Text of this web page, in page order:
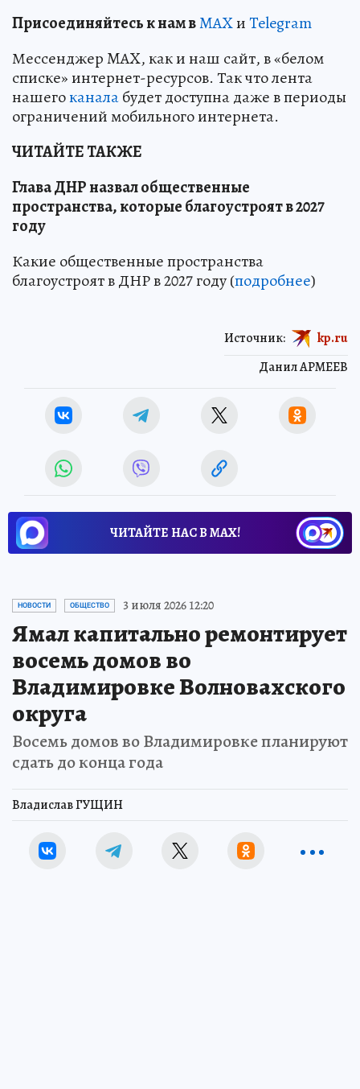
Присоединяйтесь к нам вMAXиTelegram
Мессенджер MAX, как и наш сайт, в «белом
списке» интернет-ресурсов. Так что лента
нашегоканалабудет доступна даже в периоды
ограничений мобильного интернета.
ЧИТАЙТЕ ТАКЖЕ
Глава ДНР назвал общественные
пространства, которые благоустроят в 2027
году
Какие общественные пространства
благоустроят в ДНР в 2027 году (подробнее)
Данил АРМЕЕВ
Источник: kp.ru
ЧИТАЙТЕ НАС В МАХ!
НОВОСТИ ОБЩЕСТВО 3 июля 2026 12:20
Ямал капитально ремонтирует
восемь домов во
Владимировке Волновахского
округа
Восемь домов во Владимировке планируют
сдать до конца года
Владислав ГУЩИН